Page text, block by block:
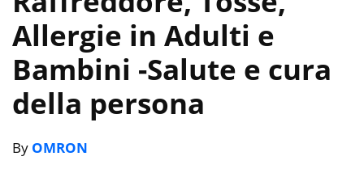
Allergie in Adulti e
Bambini -Salute e cura
della persona
By OMRON